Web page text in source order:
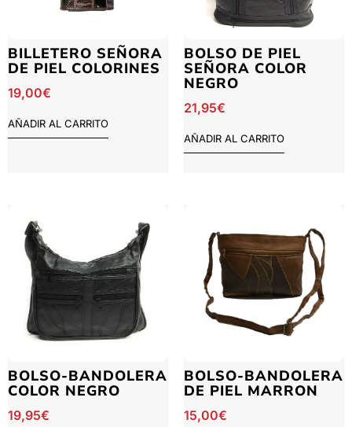
BILLETERO SEÑORA
DE PIEL COLORINES
19,00€
AÑADIR AL CARRITO
BOLSO DE PIEL
SEÑORA COLOR
NEGRO
21,95€
AÑADIR AL CARRITO
BOLSO-BANDOLERA
COLOR NEGRO
19,95€
BOLSO-BANDOLERA
DE PIEL MARRON
15,00€